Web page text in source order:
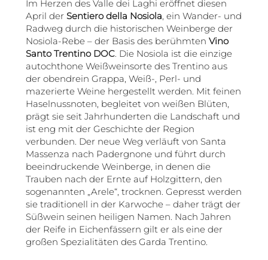
Im Herzen des Valle dei Laghi eröffnet diesen
April der Sentiero della Nosiola, ein Wander- und
Radweg durch die historischen Weinberge der
Nosiola-Rebe – der Basis des berühmten Vino
Santo Trentino DOC. Die Nosiola ist die einzige
autochthone Weißweinsorte des Trentino aus
der obendrein Grappa, Weiß-, Perl- und
mazerierte Weine hergestellt werden. Mit feinen
Haselnussnoten, begleitet von weißen Blüten,
prägt sie seit Jahrhunderten die Landschaft und
ist eng mit der Geschichte der Region
verbunden. Der neue Weg verläuft von Santa
Massenza nach Padergnone und führt durch
beeindruckende Weinberge, in denen die
Trauben nach der Ernte auf Holzgittern, den
sogenannten „Arele“, trocknen. Gepresst werden
sie traditionell in der Karwoche – daher trägt der
Süßwein seinen heiligen Namen. Nach Jahren
der Reife in Eichenfässern gilt er als eine der
großen Spezialitäten des Garda Trentino.